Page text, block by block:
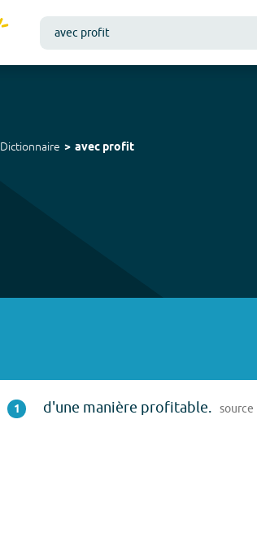
Dictionnaire avec profit
1 d'une manière profitable. source